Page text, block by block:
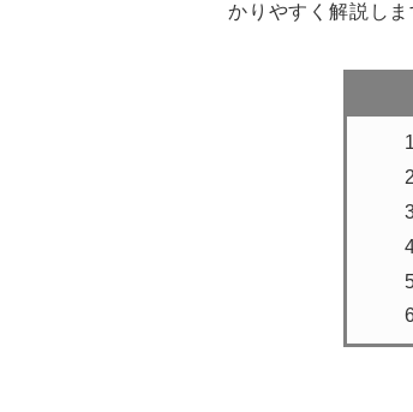
かりやすく解説しま